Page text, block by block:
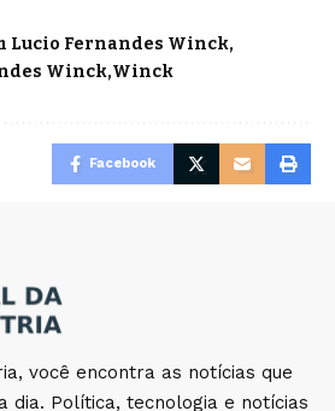
Lucio Fernandes Winck
Winck Winck
Facebook
você encontra as notícias que
dia. Política, tecnologia e notícias